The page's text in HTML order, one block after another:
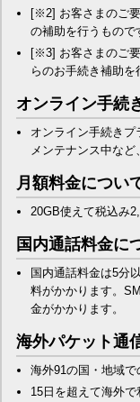
[※2] お客さまのご
の補助を行うもので
[※3] お客さまのご
らのお手続き補助を
オンライン手続
オンライン手続きプ
メンテナンス中など
月額料金につい
20GB使えて税込み
国内通話料金に
国内通話料金は5分
料がかかります。
金がかかります。
海外パケット通
海外91の国・地域で
15日を超えて海外